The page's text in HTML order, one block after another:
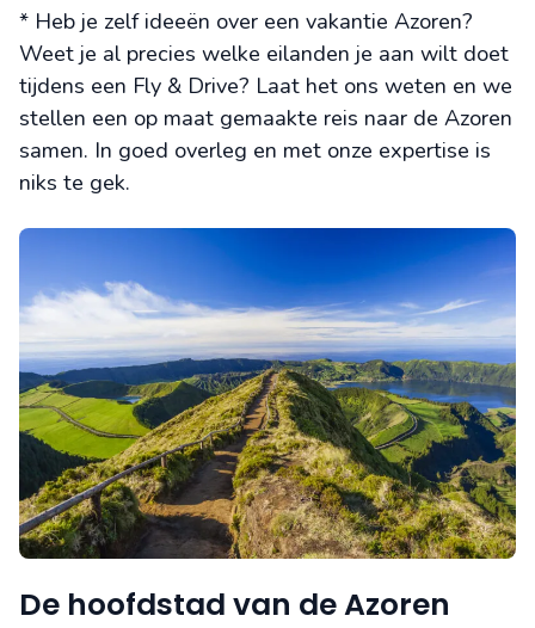
* Heb je zelf ideeën over een vakantie Azoren?
Weet je al precies welke eilanden je aan wilt doet
tijdens een Fly & Drive? Laat het ons weten en we
stellen een op maat gemaakte reis naar de Azoren
samen. In goed overleg en met onze expertise is
niks te gek.
De hoofdstad van de Azoren